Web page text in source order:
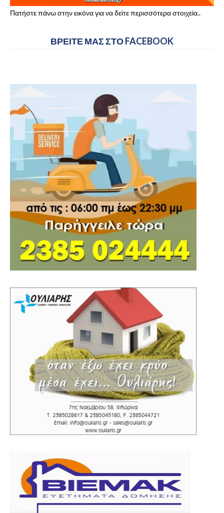
Πατήστε πάνω στην εικόνα για να δείτε περισσότερα στοιχεία..
ΒΡΕΙΤΕ ΜΑΣ ΣΤΟ FACEBOOK